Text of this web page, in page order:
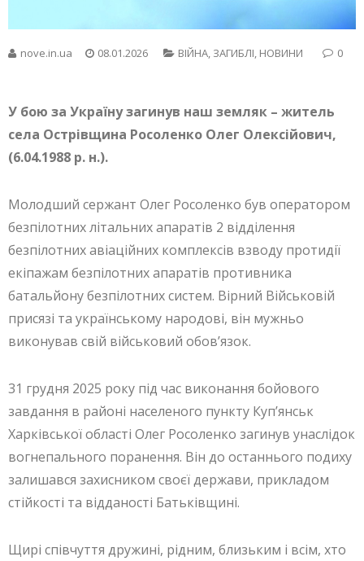
nove.in.ua 08.01.2026 ВІЙНА, ЗАГИБЛІ, НОВИНИ 0
У бою за Україну загинув наш земляк – житель
села Острівщина Росоленко Олег Олексійович,
(6.04.1988 р. н.).
Молодший сержант Олег Росоленко був оператором
безпілотних літальних апаратів 2 відділення
безпілотних авіаційних комплексів взводу протидії
екіпажам безпілотних апаратів противника
батальйону безпілотних систем. Вірний Військовій
присязі та українському народові, він мужньо
виконував свій військовий обов’язок.
31 грудня 2025 року під час виконання бойового
завдання в районі населеного пункту Куп’янськ
Харківської області Олег Росоленко загинув унаслідок
вогнепального поранення. Він до останнього подиху
залишався захисником своєї держави, прикладом
стійкості та відданості Батьківщині.
Щирі співчуття дружині, рідним, близьким і всім, хто